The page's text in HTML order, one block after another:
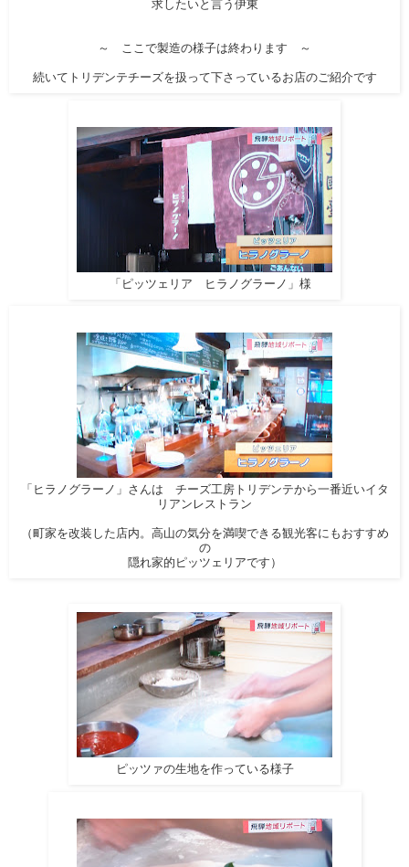
求したいと言う伊東
～ ここで製造の様子は終わります ～
続いてトリデンテチーズを扱って下さっているお店のご紹介です
「ピッツェリア ヒラノグラーノ」様
「ヒラノグラーノ」さんは チーズ工房トリデンテから一番近いイタ
リアンレストラン
（町家を改装した店内。高山の気分を満喫できる観光客にもおすすめ
の
隠れ家的ピッツェリアです）
ピッツァの生地を作っている様子